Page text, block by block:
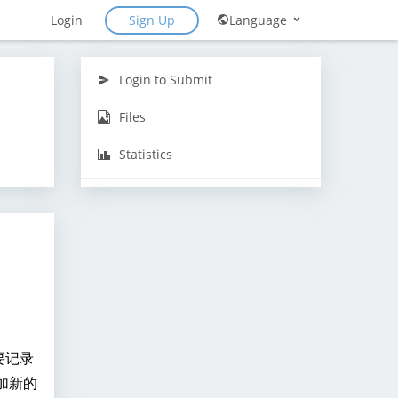
Login Sign Up Language
记录
新的
Login to Submit
Files
Statistics